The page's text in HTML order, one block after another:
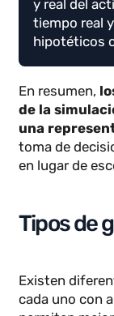
para crear
entrenar a
seguros.
El gemelo
y real del
tiempo real
hipotéticos
En resumen,
de la
toma de
en lugar de